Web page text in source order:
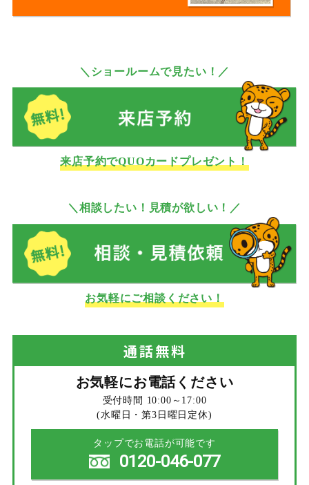
＼ショールームで見たい！／
来店予約でQUOカードプレゼント！
＼相談したい！見積が欲しい！／
お気軽にご相談ください！
通話無料
お気軽にお電話ください
受付時間 10:00～17:00
(水曜日・第3日曜日定休)
タップでお電話が可能です
0120-046-077